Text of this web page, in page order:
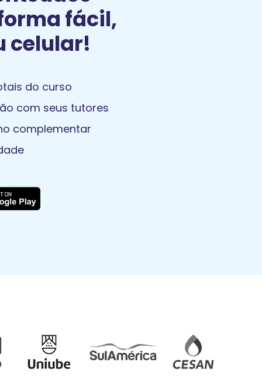
fácil,
celular!
do curso
com seus tutores
complementar